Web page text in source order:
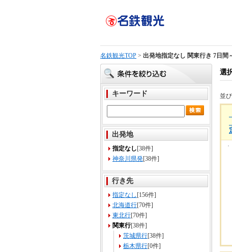
名鉄観光TOP > 出発地指定なし 関東行き 7日間
キーワード
出発地
指定なし[38件]
神奈川県発[38件]
行き先
指定なし [156件]
北海道行[70件]
東北行[70件]
関東行[38件]
茨城県行[38件]
栃木県行[0件]
選
並